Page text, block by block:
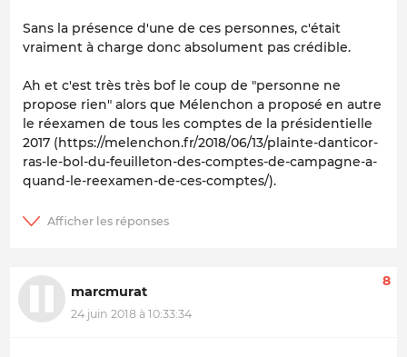
Sans la présence d'une de ces personnes, c'était
vraiment à charge donc absolument pas crédible.
Ah et c'est très très bof le coup de "personne ne
propose rien" alors que Mélenchon a proposé en autre
le réexamen de tous les comptes de la présidentielle
2017 (https://melenchon.fr/2018/06/13/plainte-danticor-
ras-le-bol-du-feuilleton-des-comptes-de-campagne-a-
quand-le-reexamen-de-ces-comptes/).
marcmurat
24 juin 2018 à 10:33:34
8